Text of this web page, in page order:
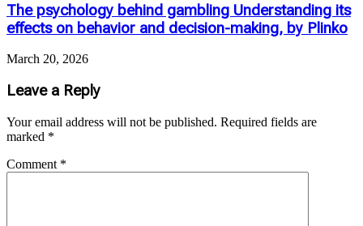
The psychology behind gambling Understanding its
effects on behavior and decision-making, by Plinko
March 20, 2026
Leave a Reply
Your email address will not be published. Required fields are
marked *
Comment *